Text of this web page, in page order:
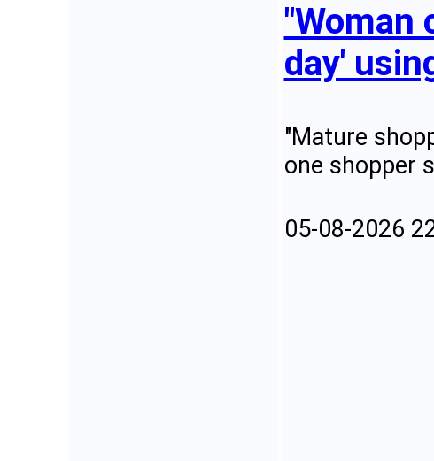
"Woman
day'
"Mature
one shopper
05-08-2026